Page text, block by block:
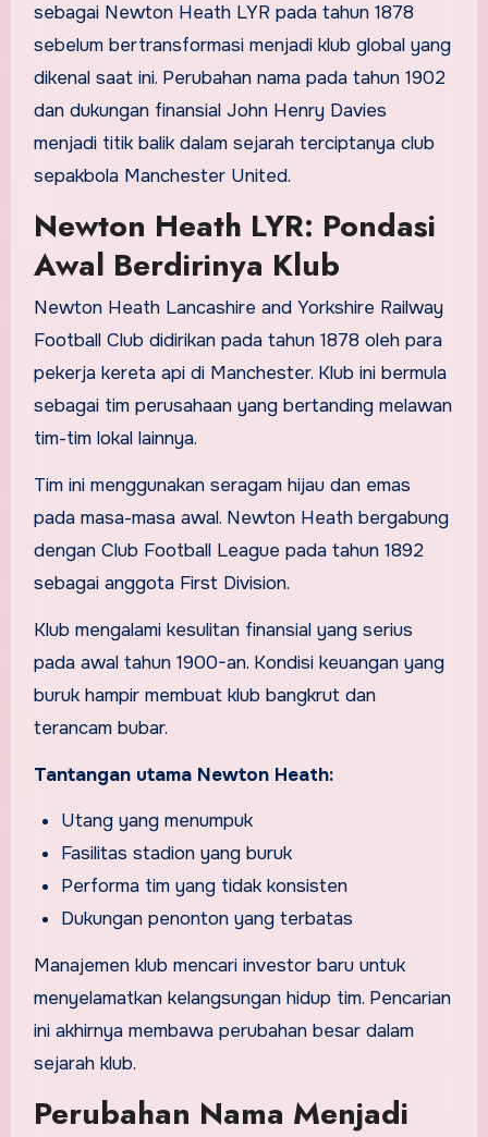
sebagai Newton Heath LYR pada tahun 1878
sebelum bertransformasi menjadi klub global yang
dikenal saat ini. Perubahan nama pada tahun 1902
dan dukungan finansial John Henry Davies
menjadi titik balik dalam sejarah terciptanya club
sepakbola Manchester United.
Newton Heath LYR: Pondasi
Awal Berdirinya Klub
Newton Heath Lancashire and Yorkshire Railway
Football Club didirikan pada tahun 1878 oleh para
pekerja kereta api di Manchester. Klub ini bermula
sebagai tim perusahaan yang bertanding melawan
tim-tim lokal lainnya.
Tim ini menggunakan seragam hijau dan emas
pada masa-masa awal. Newton Heath bergabung
dengan Club Football League pada tahun 1892
sebagai anggota First Division.
Klub mengalami kesulitan finansial yang serius
pada awal tahun 1900-an. Kondisi keuangan yang
buruk hampir membuat klub bangkrut dan
terancam bubar.
Tantangan utama Newton Heath:
Utang yang menumpuk
Fasilitas stadion yang buruk
Performa tim yang tidak konsisten
Dukungan penonton yang terbatas
Manajemen klub mencari investor baru untuk
menyelamatkan kelangsungan hidup tim. Pencarian
ini akhirnya membawa perubahan besar dalam
sejarah klub.
Perubahan Nama Menjadi